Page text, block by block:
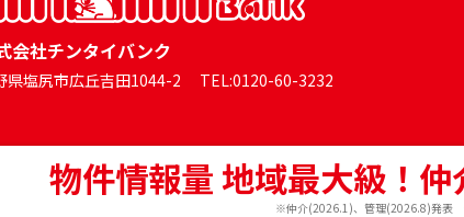
会社チンタイバンク
県塩尻市広丘吉田1044-2 TEL:0120-60-3232
物件情報量 地域最大級！
※仲介(2026.1)、管理(2026.8)発表